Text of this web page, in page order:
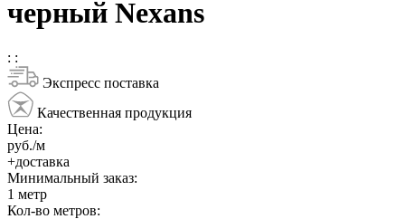
черный Nexans
: :
Экспресс поставка
Качественная продукция
Цена:
руб./м
+доставка
Минимальный заказ:
1 метр
Кол-во метров: